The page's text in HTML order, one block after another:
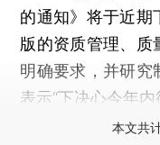
的通知》将于近期
版的资质管理、质
明确要求，并研究
表示“下决心今年
本文共